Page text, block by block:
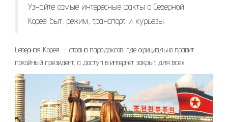
Узнайте самые интересные факты о Северной
Корее: быт, режим, транспорт и курьёзы.
Северная Корея — страна парадоксов, где официально правит
покойный президент, а доступ в интернет закрыт для всех.